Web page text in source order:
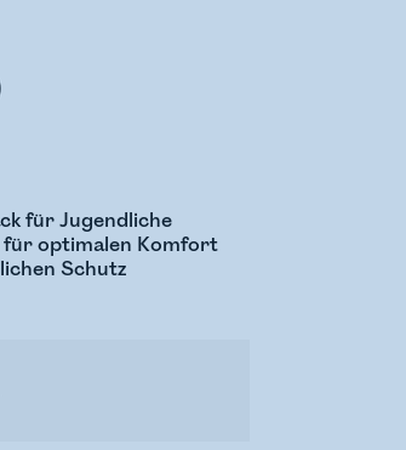
für Jugendliche
für optimalen Komfort
Schutz